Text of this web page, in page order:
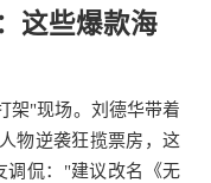
这些爆款海
架"现场。刘德华带着
物逆袭狂揽票房，这
调侃："建议改名《无